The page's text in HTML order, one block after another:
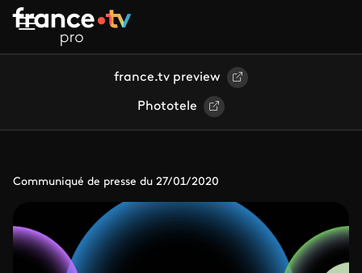
Aller au contenu principal
france.tv preview
Phototele
Communiqué de presse du 27/01/2020